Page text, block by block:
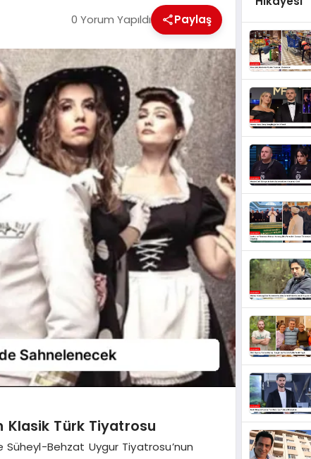
0 Yorum Yapıldı Paylaş
Klasik Türk Tiyatrosu
Behzat Uygur Tiyatrosu’nun